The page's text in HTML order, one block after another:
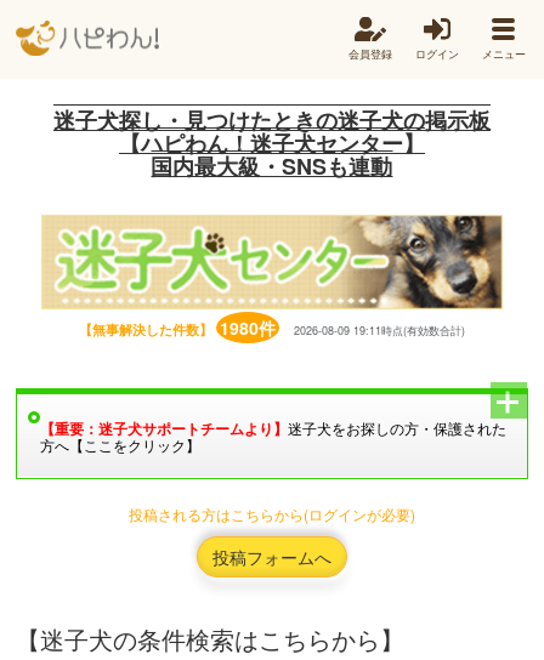
会員登録 ログイン メニュー
迷子犬探し・見つけたときの迷子犬の掲示板
【ハピわん！迷子犬センター】
国内最大級・SNSも連動
【無事解決した件数】 1980件 2026-08-09 19:11時点(有効数合計)
【重要：迷子犬サポートチームより】迷子犬をお探しの方・保護された
方へ【ここをクリック】
投稿される方はこちらから(ログインが必要)
投稿フォームへ
【迷子犬の条件検索はこちらから】